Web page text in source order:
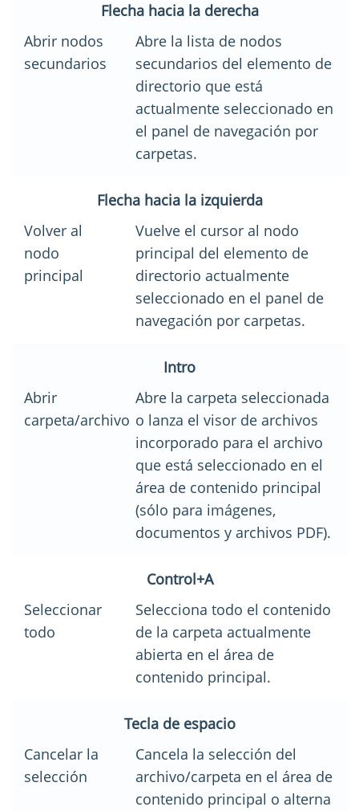
Flecha hacia la derecha
Abrir nodos
secundarios
Abre la lista de nodos
secundarios del elemento de
directorio que está
actualmente seleccionado en
el panel de navegación por
carpetas.
Flecha hacia la izquierda
Volver al
nodo
principal
Vuelve el cursor al nodo
principal del elemento de
directorio actualmente
seleccionado en el panel de
navegación por carpetas.
Intro
Abrir
carpeta/archivo
Abre la carpeta seleccionada
o lanza el visor de archivos
incorporado para el archivo
que está seleccionado en el
área de contenido principal
(sólo para imágenes,
documentos y archivos PDF).
Control+A
Seleccionar
todo
Selecciona todo el contenido
de la carpeta actualmente
abierta en el área de
contenido principal.
Tecla de espacio
Cancelar la
selección
Cancela la selección del
archivo/carpeta en el área de
contenido principal o alterna